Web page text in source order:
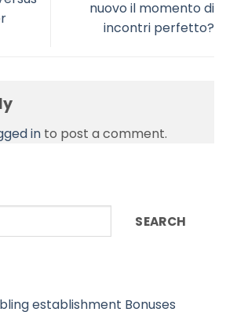
nuovo il momento di
incontri perfetto?
in to post a comment.
SEARCH
establishment Bonuses